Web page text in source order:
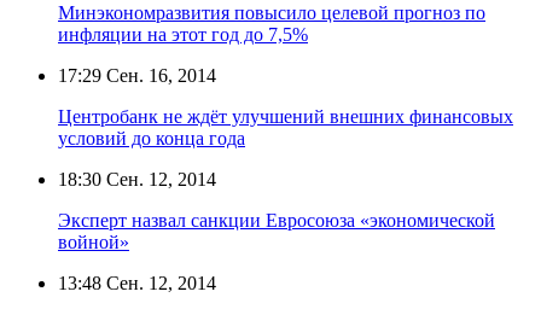
Минэкономразвития повысило целевой прогноз по
инфляции на этот год до 7,5%
17:29 Сен. 16, 2014
Центробанк не ждёт улучшений внешних финансовых
условий до конца года
18:30 Сен. 12, 2014
Эксперт назвал санкции Евросоюза «экономической
войной»
13:48 Сен. 12, 2014